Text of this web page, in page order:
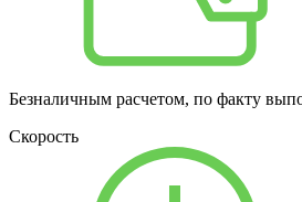
Безналичным расчетом, по факту
Скорость